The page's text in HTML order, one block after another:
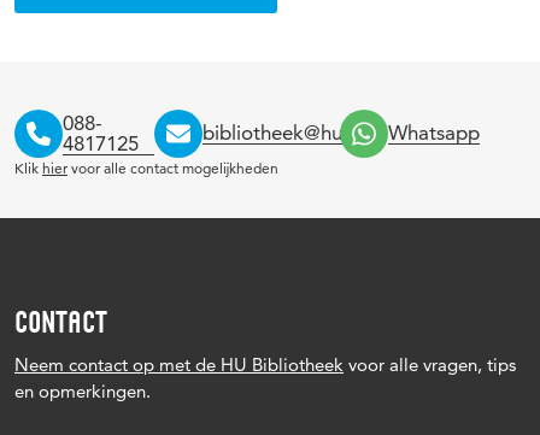
088-
4817125
bibliotheek@hu.nl Whatsapp
Klik hier voor alle contact mogelijkheden
CONTACT
Neem contact op met de HU Bibliotheek voor alle vragen, tips
en opmerkingen.